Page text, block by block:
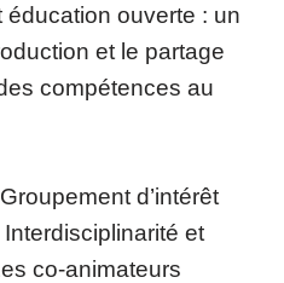
ouverte : un
et le partage
compétences au
d’intérêt
et
co-animateurs